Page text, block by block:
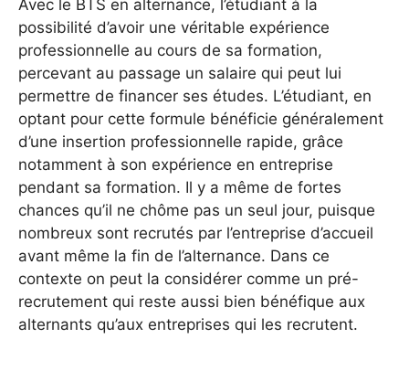
Avec le BTS en alternance, l’étudiant à la
possibilité d’avoir une véritable expérience
professionnelle au cours de sa formation,
percevant au passage un salaire qui peut lui
permettre de financer ses études. L’étudiant, en
optant pour cette formule bénéficie généralement
d’une insertion professionnelle rapide, grâce
notamment à son expérience en entreprise
pendant sa formation. Il y a même de fortes
chances qu’il ne chôme pas un seul jour, puisque
nombreux sont recrutés par l’entreprise d’accueil
avant même la fin de l’alternance. Dans ce
contexte on peut la considérer comme un pré-
recrutement qui reste aussi bien bénéfique aux
alternants qu’aux entreprises qui les recrutent.